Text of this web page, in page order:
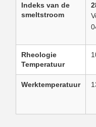
Indeks van de
smeltstroom
Rheologie
Temperatuur
Werktemperatuur